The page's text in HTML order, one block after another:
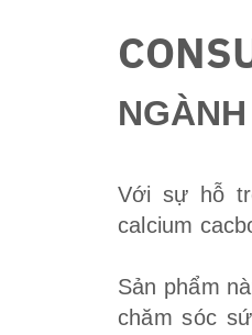
Với sự hỗ
calcium
Sản phẩm
chăm sóc